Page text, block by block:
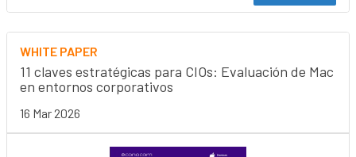
WHITE PAPER
11 claves estratégicas para CIOs: Evaluación de Mac
en entornos corporativos
16 Mar 2026